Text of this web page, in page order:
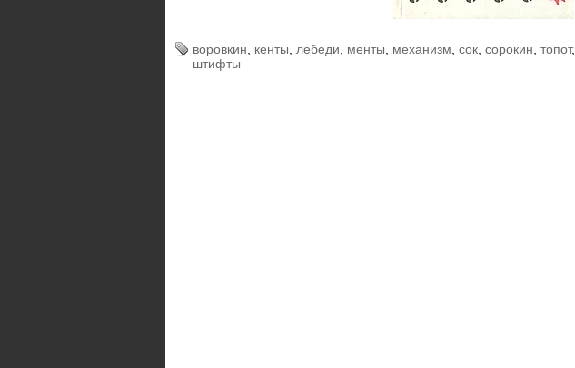
воровкин кенты лебеди менты механизм сок сорокин топот,
штифты